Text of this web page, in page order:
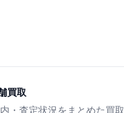
買取
・査定状況をまとめた買取